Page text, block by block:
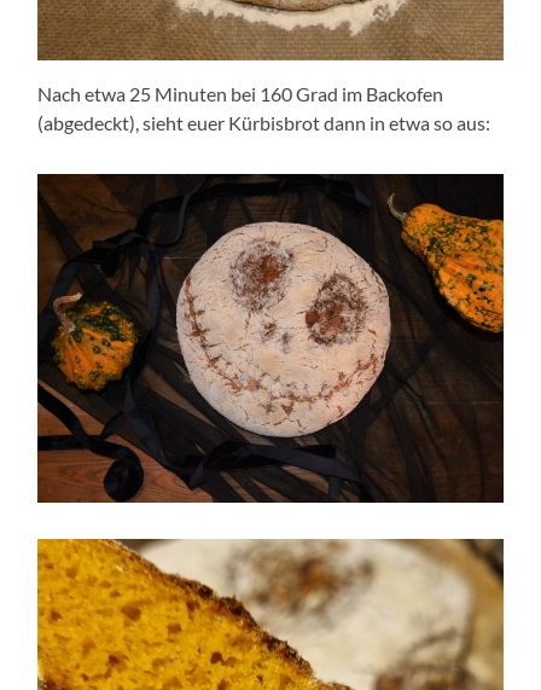
Nach etwa 25 Minuten bei 160 Grad im Backofen
(abgedeckt), sieht euer Kürbisbrot dann in etwa so aus: